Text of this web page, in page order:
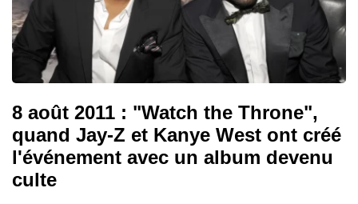
8 août 2011 : "Watch the Throne",
quand Jay-Z et Kanye West ont créé
l'événement avec un album devenu
culte